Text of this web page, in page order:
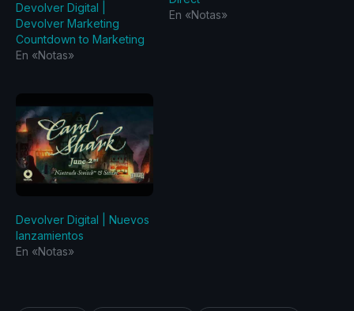
Devolver Digital |
Devolver Marketing
Countdown to Marketing
En «Notas»
En «Notas»
Devolver Digital | Nuevos
lanzamientos
En «Notas»